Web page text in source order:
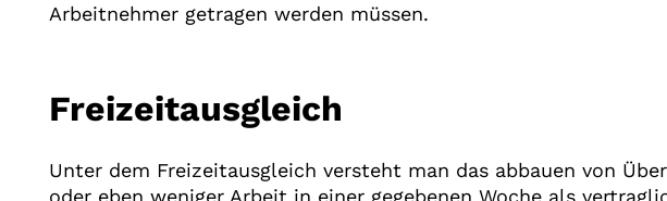
Arbeitnehmer getragen werden müssen.
Freizeitausgleich
Unter dem Freizeitausgleich versteht man das abbauen von
oder eben weniger Arbeit in einer gegebenen Woche als